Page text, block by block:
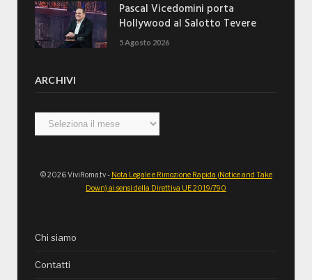
Pascal Vicedomini porta
Hollywood al Salotto Tevere
5 Agosto 2026
ARCHIVI
Archivi
© 2026 ViviRoma.tv - Nota Legale e Rimozione Rapida (Notice and Take
Down) ai sensi della Direttiva UE 2019/790
Chi siamo
Contatti